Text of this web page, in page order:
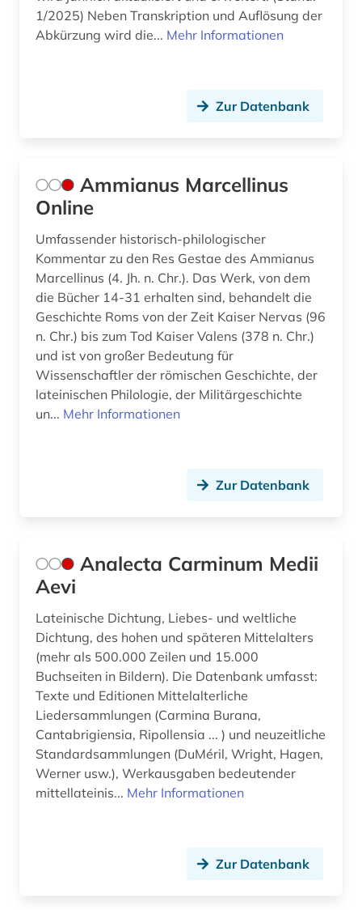
gregorius, nyssenus | bischof (1)
griechenland (5)
griechenland (altertum) (7)
griechenland <altertum> (4)
griechisch-römisches ägypten (2)
griechische grammatik (1)
griechische literatur (1)
großbritannien (3)
gräzistik (4)
handbuch (1)
heiliger (1)
hellenismus (1)
heroisierung (1)
heroismus (1)
hispanistik (3)
hochschulschrift (2)
hochschulschriften (1)
ilias (1)
1/2025) Neben Transkription und Auflösung der
Abkürzung wird die... Mehr Informationen
Zur Datenbank
Ammianus Marcellinus
Online
Umfassender historisch-philologischer
Kommentar zu den Res Gestae des Ammianus
Marcellinus (4. Jh. n. Chr.). Das Werk, von dem
die Bücher 14-31 erhalten sind, behandelt die
Geschichte Roms von der Zeit Kaiser Nervas (96
n. Chr.) bis zum Tod Kaiser Valens (378 n. Chr.)
und ist von großer Bedeutung für
Wissenschaftler der römischen Geschichte, der
lateinischen Philologie, der Militärgeschichte
un... Mehr Informationen
Zur Datenbank
Analecta Carminum Medii
Aevi
Lateinische Dichtung, Liebes- und weltliche
Dichtung, des hohen und späteren Mittelalters
(mehr als 500.000 Zeilen und 15.000
Buchseiten in Bildern). Die Datenbank umfasst:
Texte und Editionen Mittelalterliche
Liedersammlungen (Carmina Burana,
Cantabrigiensia, Ripollensia ... ) und neuzeitliche
Standardsammlungen (DuMéril, Wright, Hagen,
Werner usw.), Werkausgaben bedeutender
mittellateinis... Mehr Informationen
Zur Datenbank